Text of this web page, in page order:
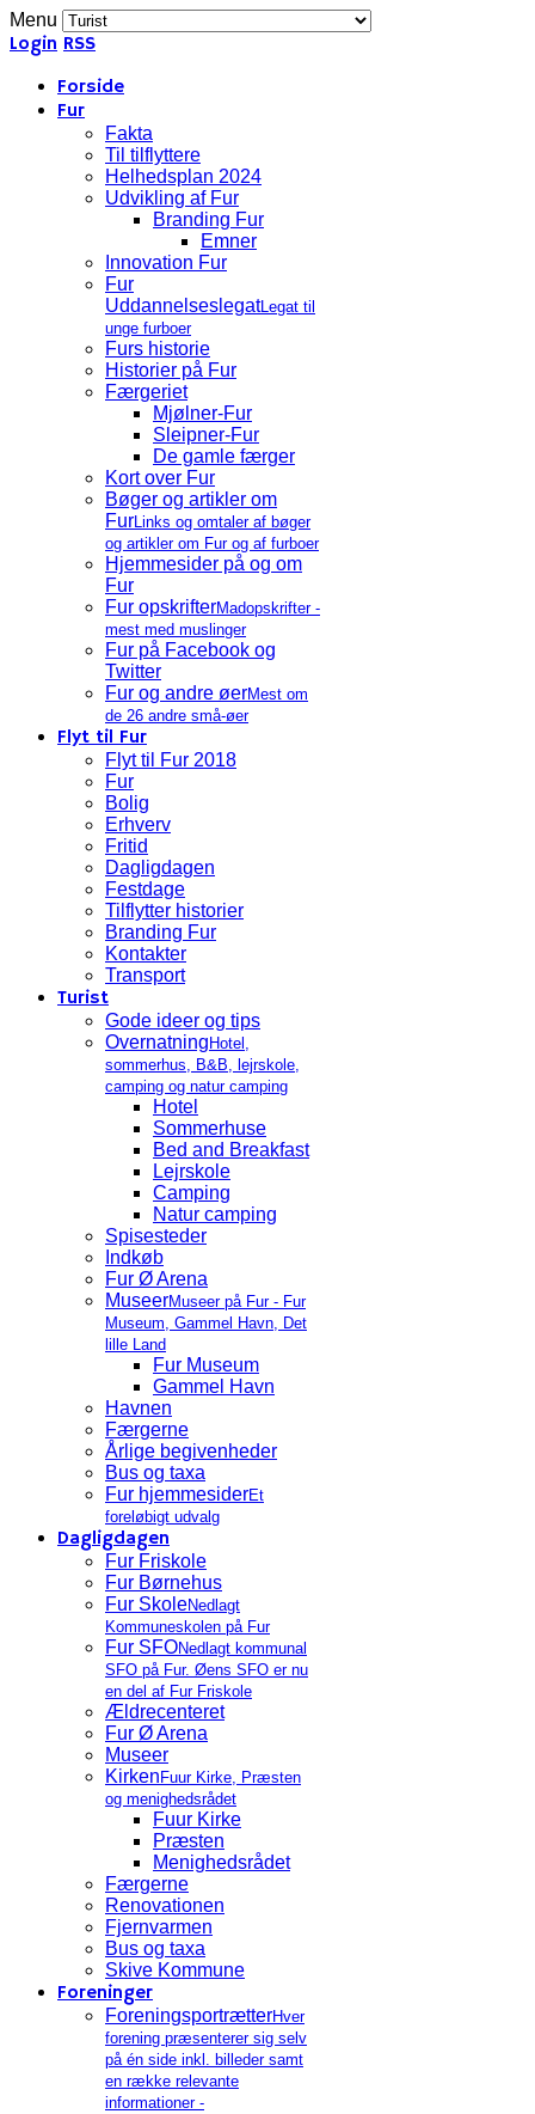
Menu
Login RSS
Forside
Fur
Fakta
Til tilflyttere
Helhedsplan 2024
Udvikling af Fur
Branding Fur
Emner
Innovation Fur
Fur
UddannelseslegatLegat til
unge furboer
Furs historie
Historier på Fur
Færgeriet
Mjølner-Fur
Sleipner-Fur
De gamle færger
Kort over Fur
Bøger og artikler om
FurLinks og omtaler af bøger
og artikler om Fur og af furboer
Hjemmesider på og om
Fur
Fur opskrifterMadopskrifter -
mest med muslinger
Fur på Facebook og
Twitter
Fur og andre øerMest om
de 26 andre små-øer
Flyt til Fur
Flyt til Fur 2018
Fur
Bolig
Erhverv
Fritid
Dagligdagen
Festdage
Tilflytter historier
Branding Fur
Kontakter
Transport
Turist
Gode ideer og tips
Overnatning Hotel,
sommerhus, B&B, lejrskole,
camping og natur camping
Hotel
Sommerhuse
Bed and Breakfast
Lejrskole
Camping
Natur camping
Spisesteder
Indkøb
Fur Ø Arena
MuseerMuseer på Fur - Fur
Museum, Gammel Havn, Det
lille Land
Fur Museum
Gammel Havn
Havnen
Færgerne
Årlige begivenheder
Bus og taxa
Fur hjemmesiderEt
foreløbigt udvalg
Dagligdagen
Fur Friskole
Fur Børnehus
Fur SkoleNedlagt
Kommuneskolen på Fur
Fur SFONedlagt kommunal
SFO på Fur. Øens SFO er nu
en del af Fur Friskole
Ældrecenteret
Fur Ø Arena
Museer
Kirken Fuur Kirke, Præsten
og menighedsrådet
Fuur Kirke
Præsten
Menighedsrådet
Færgerne
Renovationen
Fjernvarmen
Bus og taxa
Skive Kommune
Foreninger
ForeningsportrætterHver
forening præsenterer sig selv
på én side inkl. billeder samt
en række relevante
informationer -